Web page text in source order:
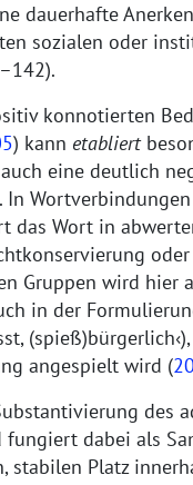
dauerhafte
sozialen oder
konnotierten
) kann etabliert
eine deutlich
. In
das Wort in
Gruppen wird hier
in der
(spieß)bürgerlich
angespielt wird (
des
dabei als
stabilen Platz